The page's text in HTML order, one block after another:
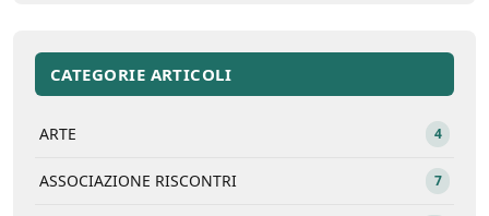
CATEGORIE ARTICOLI
ARTE 4
ASSOCIAZIONE RISCONTRI 7